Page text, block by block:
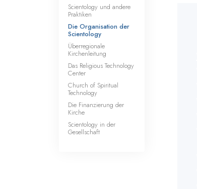
Scientology und andere
Praktiken
Die Organisation der
Scientology
Überregionale
Kirchenleitung
Das Religious Technology
Center
Church of Spiritual
Technology
Die Finanzierung der
Kirche
Scientology in der
Gesellschaft